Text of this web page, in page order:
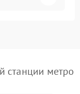
станции метро